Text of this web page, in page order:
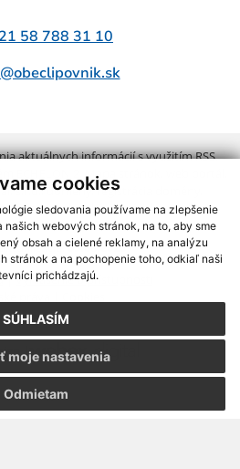
cookies
sledovania používame na zlepšenie
webových stránok, na to, aby sme
obsah a cielené reklamy, na analýzu
stránok a na pochopenie toho, odkiaľ naši
prichádzajú.
SÚHLASÍM
Odmietam
moje nastavenia
58 788 31 10
aktuálnych informácií s využitím RSS,
ECHELON 2, Mapa stránok
s.r.o.,domény,registrácia domény
s.r.o.,technický prevádzkovateľ
05.08.2026
|Vyhlásenie o prístupnosti